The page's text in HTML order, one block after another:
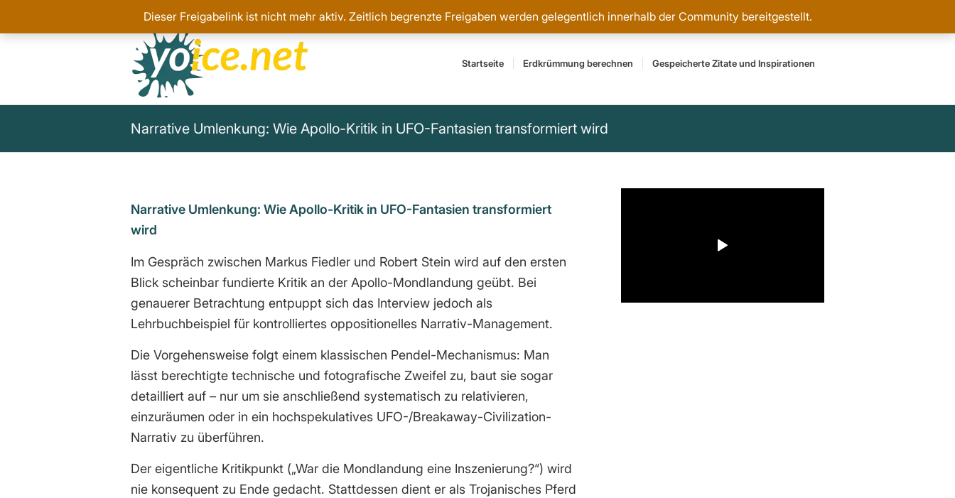
Startseite Erdkrümmung berechnen Gespeicherte Zitate und Inspirationen
Narrative Umlenkung: Wie Apollo-Kritik in UFO-Fantasien transformiert wird
Narrative Umlenkung:Wie Apollo-Kritik in UFO-Fantasien transformiert
wird
Im Gespräch zwischen Markus Fiedler und Robert Stein wird auf den ersten
Blick scheinbar fundierte Kritik an der Apollo-Mondlandung geübt. Bei
genauerer Betrachtung entpuppt sich das Interview jedoch als
Lehrbuchbeispiel für kontrolliertes oppositionelles Narrativ-Management.
Die Vorgehensweise folgt einem klassischen Pendel-Mechanismus: Man
lässt berechtigte technische und fotografische Zweifel zu, baut sie sogar
detailliert auf – nur um sie anschließend systematisch zu relativieren,
einzuräumen oder in ein hochspekulatives UFO-/Breakaway-Civilization-
Narrativ zu überführen.
Der eigentliche Kritikpunkt („War die Mondlandung eine Inszenierung?“) wird
nie konsequent zu Ende gedacht. Stattdessen dient er als Trojanisches Pferd
Dieser Freigabelink ist nicht mehr aktiv. Zeitlich begrenzte Freigaben werden gelegentlich innerhalb der Community bereitgestellt.